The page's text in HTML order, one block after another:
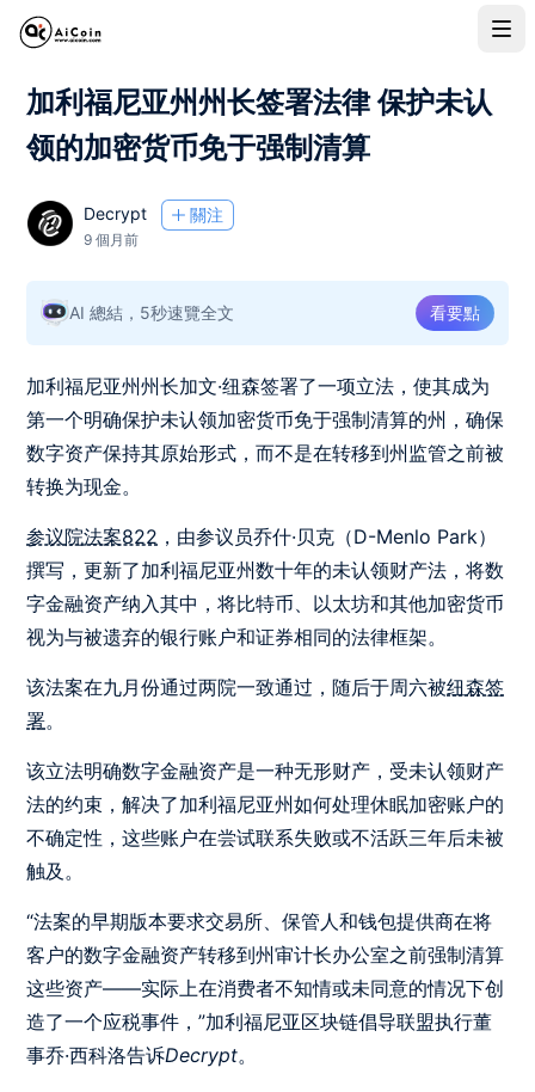
加利福尼亚州州长签署法律 保护未认
领的加密货币免于强制清算
Decrypt 關注
9 個月前
AI 總結，5秒速覽全文 看要點
加利福尼亚州州长加文·纽森签署了一项立法，使其成为
第一个明确保护未认领加密货币免于强制清算的州，确保
数字资产保持其原始形式，而不是在转移到州监管之前被
转换为现金。
参议院法案822 ，由参议员乔什·贝克（D-Menlo Park）
撰写，更新了加利福尼亚州数十年的未认领财产法，将数
字金融资产纳入其中，将比特币、以太坊和其他加密货币
视为与被遗弃的银行账户和证券相同的法律框架。
该法案在九月份通过两院一致通过，随后于周六被纽森签
署。
该立法明确数字金融资产是一种无形财产，受未认领财产
法的约束，解决了加利福尼亚州如何处理休眠加密账户的
不确定性，这些账户在尝试联系失败或不活跃三年后未被
触及。
“法案的早期版本要求交易所、保管人和钱包提供商在将
客户的数字金融资产转移到州审计长办公室之前强制清算
这些资产——实际上在消费者不知情或未同意的情况下创
造了一个应税事件，”加利福尼亚区块链倡导联盟执行董
事乔·西科洛告诉Decrypt。